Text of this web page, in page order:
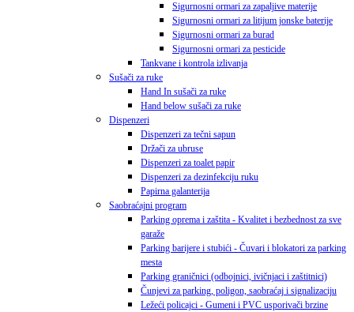
Sigurnosni ormari za zapaljive materije
Sigurnosni ormari za litijum jonske baterije
Sigurnosni ormari za burad
Sigurnosni ormari za pesticide
Tankvane i kontrola izlivanja
Sušači za ruke
Hand In sušači za ruke
Hand below sušači za ruke
Dispenzeri
Dispenzeri za tečni sapun
Držači za ubruse
Dispenzeri za toalet papir
Dispenzeri za dezinfekciju ruku
Papirna galanterija
Saobraćajni program
Parking oprema i zaštita - Kvalitet i bezbednost za sve
garaže
Parking barijere i stubići - Čuvari i blokatori za parking
mesta
Parking graničnici (odbojnici, ivičnjaci i zaštitnici)
Čunjevi za parking, poligon, saobraćaj i signalizaciju
Ležeći policajci - Gumeni i PVC usporivači brzine